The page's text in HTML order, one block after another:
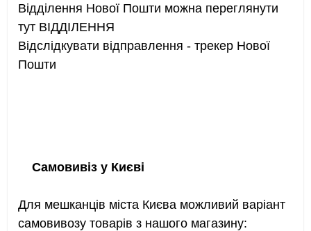
Колір:білий
Кількість сторінок:
Кількість відсіків:120
Матеріал обкладинки:
та ін.
Призначення:захист і організація колекції
індивідуальний пакет
Відділення Нової Пошти можна переглянути
тут ВІДДІЛЕННЯ
Відслідкувати відправлення - трекер Нової
Пошти
Самовивіз у Києві
Для мешканців міста Києва можливий варіант
самовивозу товарів з нашого магазину: